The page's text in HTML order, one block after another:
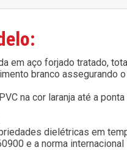
em aço forjado tratado,
branco assegurando
na cor laranja até a
dielétricas em
e a norma internacional